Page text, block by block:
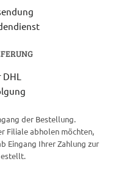
der Bestellung.
Filiale abholen möchten,
Eingang Ihrer Zahlung zur